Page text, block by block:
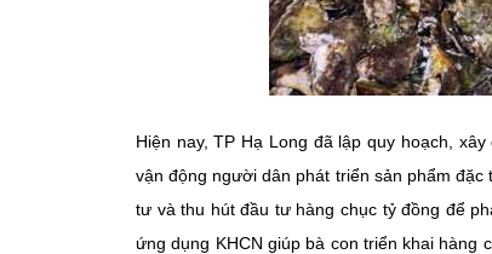
Hiện nay, TP Hạ Long đã lập quy hoạch,
vận động người dân phát triển sản phẩm
tư và thu hút đầu tư hàng chục tỷ đồng để
ứng dụng KHCN giúp bà con triển khai hàng